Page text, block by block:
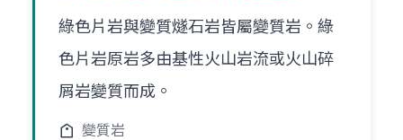
綠色片岩與變質燧石岩皆屬變質岩。綠
色片岩原岩多由基性火山岩流或火山碎
屑岩變質而成。
變質岩